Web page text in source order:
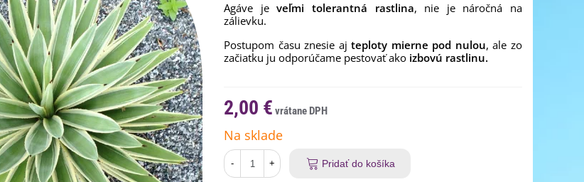
Agáve jeveľmi tolerantná rastlina, nie je náročná na
zálievku.
Postupom času znesie aj teploty mierne pod nulou, ale zo
začiatku ju odporúčame pestovať ako izbovú rastlinu.
2,00 €
Na sklade
- + Pridať do košíka